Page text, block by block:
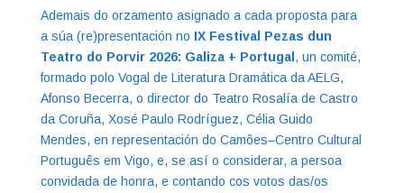
Ademais do orzamento asignado a cada proposta para
a súa (re)presentación no IX Festival Pezas dun
Teatro do Porvir 2026: Galiza + Portugal , un comité,
formado polo Vogal de Literatura Dramática da AELG,
Afonso Becerra, o director do Teatro Rosalía de Castro
da Coruña, Xosé Paulo Rodríguez, Célia Guido
Mendes, en representación do Camões–Centro Cultural
Português em Vigo, e, se así o considerar, a persoa
convidada de honra, e contando cos votos das/os